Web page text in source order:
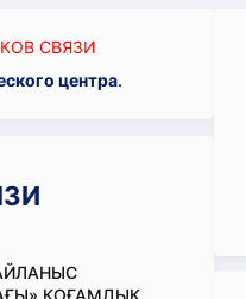
СВЯЗИ
центра.
ҚОҒАМДЫҚ